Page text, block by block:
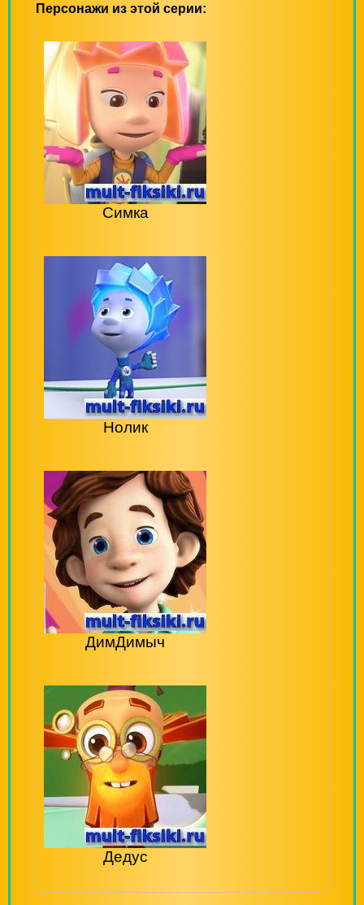
Персонажи из этой серии:
Симка
Нолик
ДимДимыч
Дедус